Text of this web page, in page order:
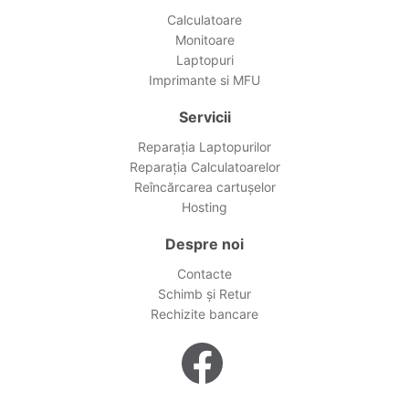
Calculatoare
Monitoare
Laptopuri
Imprimante si MFU
Servicii
Reparația Laptopurilor
Reparația Calculatoarelor
Reîncărcarea cartușelor
Hosting
Despre noi
Contacte
Schimb și Retur
Rechizite bancare